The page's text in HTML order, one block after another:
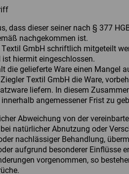
dass dieser seiner nach § 377
nachgekommen ist.
GmbH schriftlich mitgeteilt
ist hiermit eingeschlossen.
die gelieferte Ware einen Mangel
Textil GmbH die Ware,
liefern. In diesem
angemessener Frist zu
Abweichung von der
natürlicher Abnutzung oder
nachlässiger Behandlung,
aufgrund besonderer Einflüsse
vorgenommen, so